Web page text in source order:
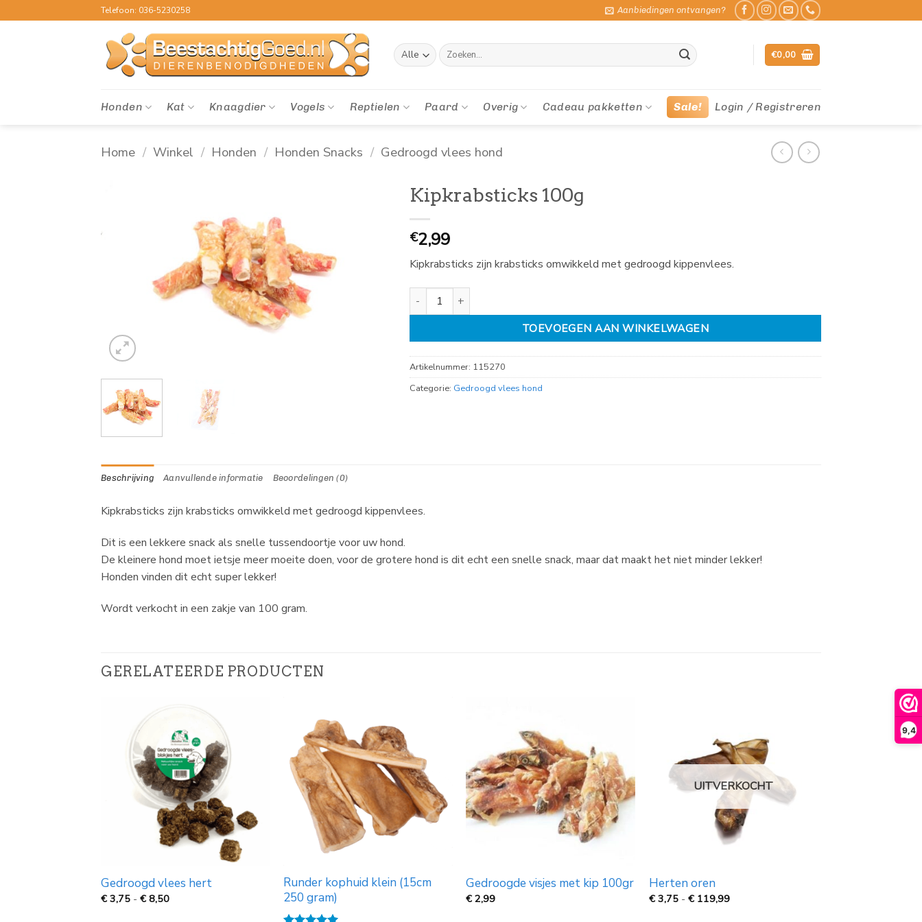
9,4
naar
Telefoon: 036-5230258 Aanbiedingen ontvangen?
Zoeken
naar:
€0,00
Honden Kat Knaagdier Vogels Reptielen Paard Overig Cadeau pakketten Sale! Login / Registreren
Home / Winkel / Honden / Honden Snacks / Gedroogd vlees hond
Kipkrabsticks 100g
€2,99
Kipkrabsticks zijn krabsticks omwikkeld met gedroogd kippenvlees.
Kipkrabsticks 100g aantal
TOEVOEGEN AAN WINKELWAGEN
Artikelnummer: 115270
Categorie: Gedroogd vlees hond
Beschrijving Aanvullende informatie Beoordelingen (0)
Kipkrabsticks zijn krabsticks omwikkeld met gedroogd kippenvlees.
Dit is een lekkere snack als snelle tussendoortje voor uw hond.
De kleinere hond moet ietsje meer moeite doen, voor de grotere hond is dit echt een snelle snack, maar dat maakt het niet minder lekker!
Honden vinden dit echt super lekker!
Wordt verkocht in een zakje van 100 gram.
GERELATEERDE PRODUCTEN
Gedroogd vlees hert
€ 3,75 - € 8,50Prijsklasse:
Runder kophuid klein (15cm
250 gram)
Gedroogde visjes met kip 100gr
€2,99
UITVERKOCHT
Herten oren
€ 3,75 - € 119,99Prijsklasse: